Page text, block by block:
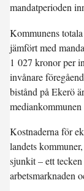
mandatperioden
Kommunens
jämfört med
1 027 kronor per
invånare
bistånd på Ekerö
Kostnaderna för
landets
sjunkit – ett
arbetsmarknaden